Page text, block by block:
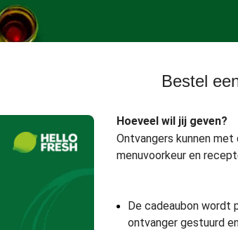
Bestel
Hoeveel wil jij geven?
Ontvangers kunnen
menuvoorkeur en
De cadeaubon wordt
ontvanger gestuurd